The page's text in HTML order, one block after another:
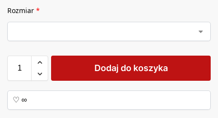
Rozmiar *
Dodaj do koszyka